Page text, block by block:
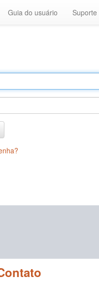
Guia do usuário Suporte